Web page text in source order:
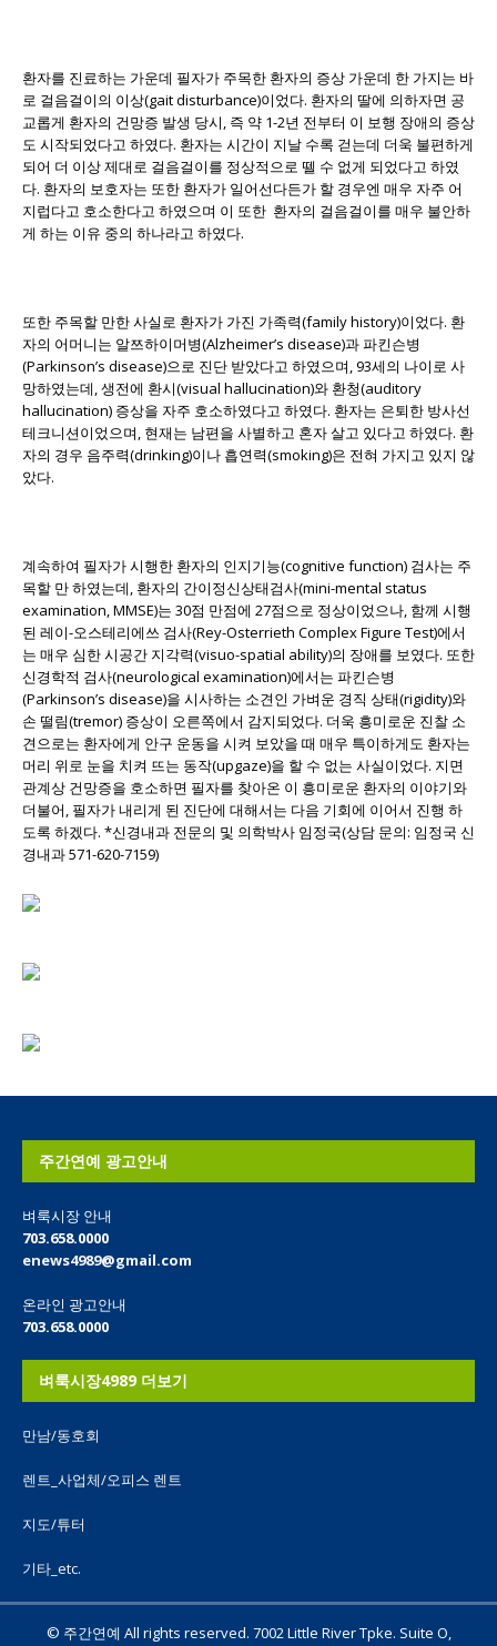
환자를 진료하는 가운데 필자가 주목한 환자의 증상 가운데 한 가지는 바
로 걸음걸이의 이상(gait disturbance)이었다. 환자의 딸에 의하자면 공
교롭게 환자의 건망증 발생 당시, 즉 약 1-2년 전부터 이 보행 장애의 증상
도 시작되었다고 하였다. 환자는 시간이 지날 수록 걷는데 더욱 불편하게
되어 더 이상 제대로 걸음걸이를 정상적으로 뗄 수 없게 되었다고 하였
다. 환자의 보호자는 또한 환자가 일어선다든가 할 경우엔 매우 자주 어
지럽다고 호소한다고 하였으며 이 또한 환자의 걸음걸이를 매우 불안하
게 하는 이유 중의 하나라고 하였다.
또한 주목할 만한 사실로 환자가 가진 가족력(family history)이었다. 환
자의 어머니는 알쯔하이머병(Alzheimer’s disease)과 파킨슨병
(Parkinson’s disease)으로 진단 받았다고 하였으며, 93세의 나이로 사
망하였는데, 생전에 환시(visual hallucination)와 환청(auditory
hallucination) 증상을 자주 호소하였다고 하였다. 환자는 은퇴한 방사선
테크니션이었으며, 현재는 남편을 사별하고 혼자 살고 있다고 하였다. 환
자의 경우 음주력(drinking)이나 흡연력(smoking)은 전혀 가지고 있지 않
았다.
계속하여 필자가 시행한 환자의 인지기능(cognitive function) 검사는 주
목할 만 하였는데, 환자의 간이정신상태검사(mini-mental status
examination, MMSE)는 30점 만점에 27점으로 정상이었으나, 함께 시행
된 레이-오스테리에쓰 검사(Rey-Osterrieth Complex Figure Test)에서
는 매우 심한 시공간 지각력(visuo-spatial ability)의 장애를 보였다. 또한
신경학적 검사(neurological examination)에서는 파킨슨병
(Parkinson’s disease)을 시사하는 소견인 가벼운 경직 상태(rigidity)와
손 떨림(tremor) 증상이 오른쪽에서 감지되었다. 더욱 흥미로운 진찰 소
견으로는 환자에게 안구 운동을 시켜 보았을 때 매우 특이하게도 환자는
머리 위로 눈을 치켜 뜨는 동작(upgaze)을 할 수 없는 사실이었다. 지면
관계상 건망증을 호소하면 필자를 찾아온 이 흥미로운 환자의 이야기와
더불어, 필자가 내리게 된 진단에 대해서는 다음 기회에 이어서 진행 하
도록 하겠다. *신경내과 전문의 및 의학박사 임정국(상담 문의: 임정국 신
경내과 571-620-7159)
주간연예 광고안내
벼룩시장 안내
703.658.0000
enews4989@gmail.com
온라인 광고안내
703.658.0000
벼룩시장4989 더보기
만남/동호회
렌트_사업체/오피스 렌트
지도/튜터
기타_etc.
© 주간연예 All rights reserved. 7002 Little River Tpke. Suite O,